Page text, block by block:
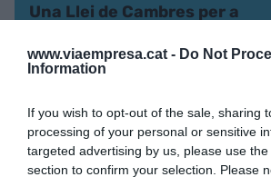
www.viaempresa.cat - Do Not
Information
If you wish to opt-out of the sale, sharing
processing of your personal or sensitive
targeted advertising by us, please use
section to confirm your selection. Please
Una Llei de Cambres per a
7 de juliol de 2025
RAMON TALAMÀS
LA TRIBUNA
Tecnologia aplicada i